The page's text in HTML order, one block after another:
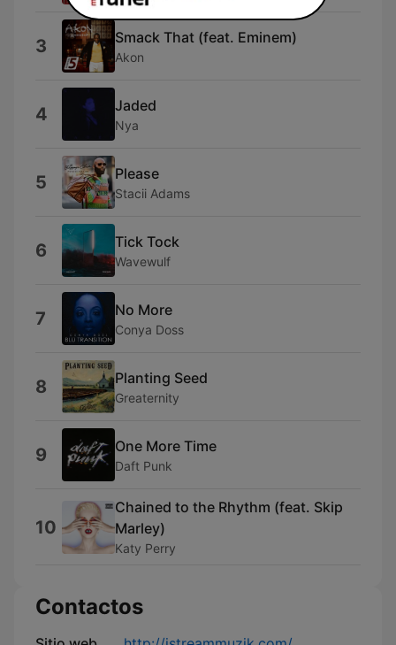
3 Smack That (feat. Eminem)
Akon
4 Jaded
Nya
5 Please
Stacii Adams
6 Tick Tock
Wavewulf
7 No More
Conya Doss
8 Planting Seed
Greaternity
9 One More Time
Daft Punk
10
Chained to the Rhythm (feat. Skip
Marley)
Katy Perry
Contactos